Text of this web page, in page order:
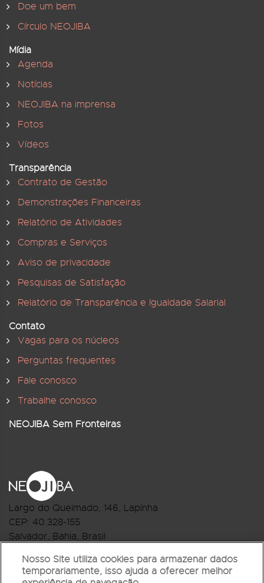
Doe um bem
Círculo NEOJIBA
Mídia
Agenda
Notícias
NEOJIBA na imprensa
Fotos
Vídeos
Transparência
Contrato de Gestão
Demonstrações Financeiras
Relatório de Atividades
Compras e Serviços
Aviso de privacidade
Pesquisas de Satisfação
Relatório de Transparência e Igualdade Salarial
Contato
Vagas para os núcleos
Perguntas frequentes
Fale conosco
Trabalhe conosco
NEOJIBA Sem Fronteiras
Largo do Queimado, 146, Lapinha
CEP: 40.328-155
Salvador, Bahia, Brasil
R.Monte Castelo Nº 62, Bairro Barbalho
Nosso Site utiliza cookies para armazenar dados
temporariamente, isso ajuda a oferecer melhor